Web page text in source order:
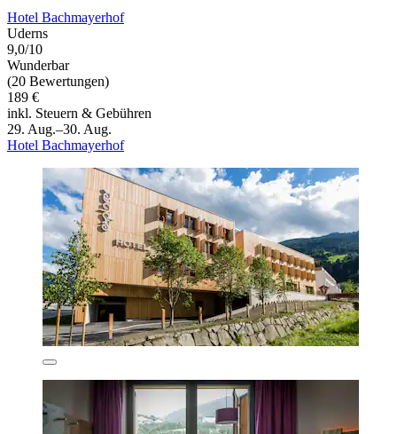
Hotel Bachmayerhof
Uderns
9,0/10
Wunderbar
(20 Bewertungen)
189 €
inkl. Steuern & Gebühren
29. Aug.–30. Aug.
Hotel Bachmayerhof